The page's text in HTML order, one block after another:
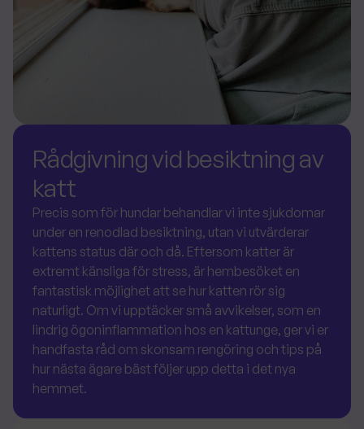
Rådgivning vid besiktning av
katt
Precis som för hundar behandlar vi inte sjukdomar
under en renodlad besiktning, utan vi utvärderar
kattens status där och då. Eftersom katter är
extremt känsliga för stress, är hembesöket en
fantastisk möjlighet att se hur katten rör sig
naturligt. Om vi upptäcker små avvikelser, som en
lindrig ögoninflammation hos en kattunge, ger vi er
handfasta råd om skonsam rengöring och tips på
hur nästa ägare bäst följer upp detta i det nya
hemmet.